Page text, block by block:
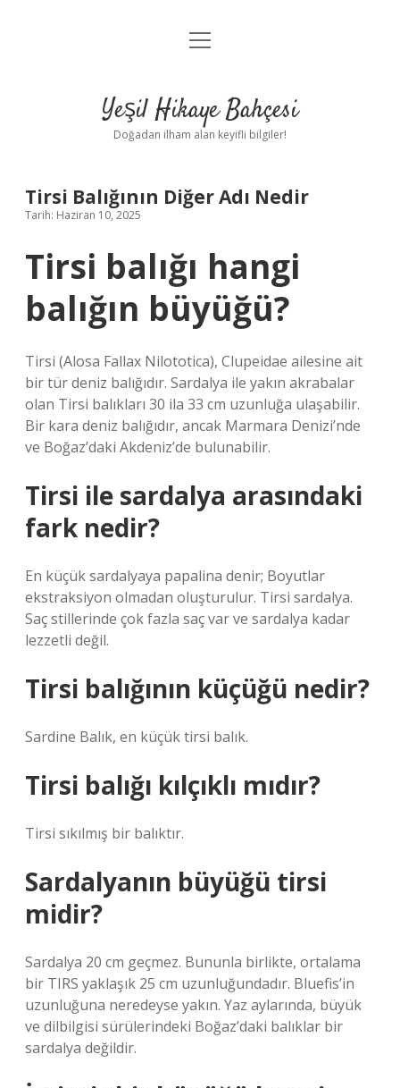
Anasayfa
Yasal Uyarı
menüyü
Yeşil Hikaye Bahçesi
Doğadan ilham alan keyifli bilgiler!
Tirsi Balığının Diğer Adı Nedir
Tarih: Haziran 10, 2025
Tirsi balığı hangi
balığın büyüğü?
Tirsi (Alosa Fallax Nilototica), Clupeidae ailesine ait
bir tür deniz balığıdır. Sardalya ile yakın akrabalar
olan Tirsi balıkları 30 ila 33 cm uzunluğa ulaşabilir.
Bir kara deniz balığıdır, ancak Marmara Denizi’nde
ve Boğaz’daki Akdeniz’de bulunabilir.
Tirsi ile sardalya arasındaki
fark nedir?
En küçük sardalyaya papalina denir; Boyutlar
ekstraksiyon olmadan oluşturulur. Tirsi sardalya.
Saç stillerinde çok fazla saç var ve sardalya kadar
lezzetli değil.
Tirsi balığının küçüğü nedir?
Sardine Balık, en küçük tirsi balık.
Tirsi balığı kılçıklı mıdır?
Tirsi sıkılmış bir balıktır.
Sardalyanın büyüğü tirsi
midir?
Sardalya 20 cm geçmez. Bununla birlikte, ortalama
bir TIRS yaklaşık 25 cm uzunluğundadır. Bluefis’in
uzunluğuna neredeyse yakın. Yaz aylarında, büyük
ve dilbilgisi sürülerindeki Boğaz’daki balıklar bir
sardalya değildir.